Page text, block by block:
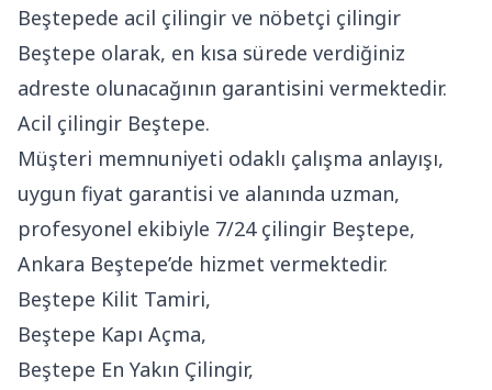
Beştepede acil çilingir ve nöbetçi çilingir
Beştepe olarak, en kısa sürede verdiğiniz
adreste olunacağının garantisini vermektedir.
Acil çilingir Beştepe.
Müşteri memnuniyeti odaklı çalışma anlayışı,
uygun fiyat garantisi ve alanında uzman,
profesyonel ekibiyle 7/24 çilingir Beştepe,
Ankara Beştepe’de hizmet vermektedir.
Beştepe Kilit Tamiri,
Beştepe Kapı Açma,
Beştepe En Yakın Çilingir,